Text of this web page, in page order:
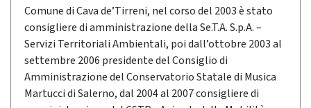
Comune di Cava de’Tirreni, nel corso del 2003 è stato
consigliere di amministrazione della Se.T.A. S.p.A. –
Servizi Territoriali Ambientali, poi dall’ottobre 2003 al
settembre 2006 presidente del Consiglio di
Amministrazione del Conservatorio Statale di Musica
Martucci di Salerno, dal 2004 al 2007 consigliere di